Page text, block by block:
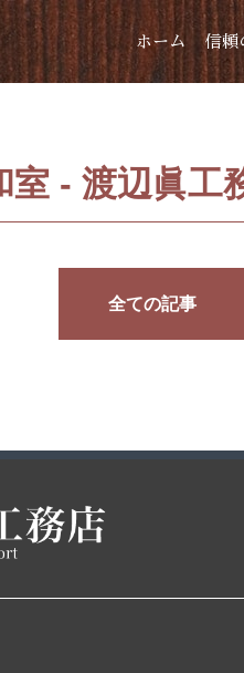
ホーム 信頼
室 - 渡辺眞工
全ての記事